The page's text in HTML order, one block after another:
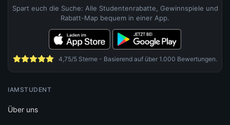
Spart euch die Suche: Alle Studentenrabatte, Gewinnspiele und
Rabatt-Map bequem in einer App.
4,75/5 Sterne - Basierend auf über 1.000 Bewertungen.
IAMSTUDENT
Über uns